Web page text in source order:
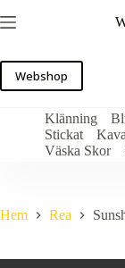
till
Webshop
Klänning
Stickat
Väska Skor
Hem Rea